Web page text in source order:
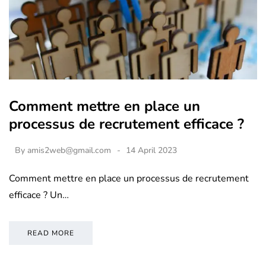
Comment mettre en place un
processus de recrutement efficace ?
By amis2web@gmail.com 14 April 2023
Comment mettre en place un processus de recrutement
efficace ? Un…
READ MORE